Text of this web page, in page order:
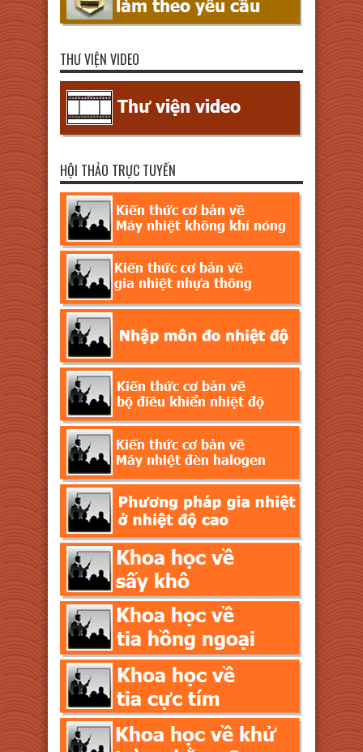
THƯ VIỆN VIDEO
HỘI THẢO TRỰC TUYẾN